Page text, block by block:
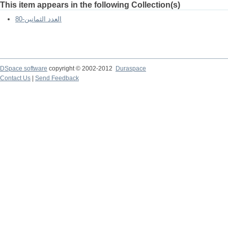
This item appears in the following Collection(s)
العدد الثمانين-80
DSpace software copyright © 2002-2012
Duraspace
Contact Us
Send Feedback